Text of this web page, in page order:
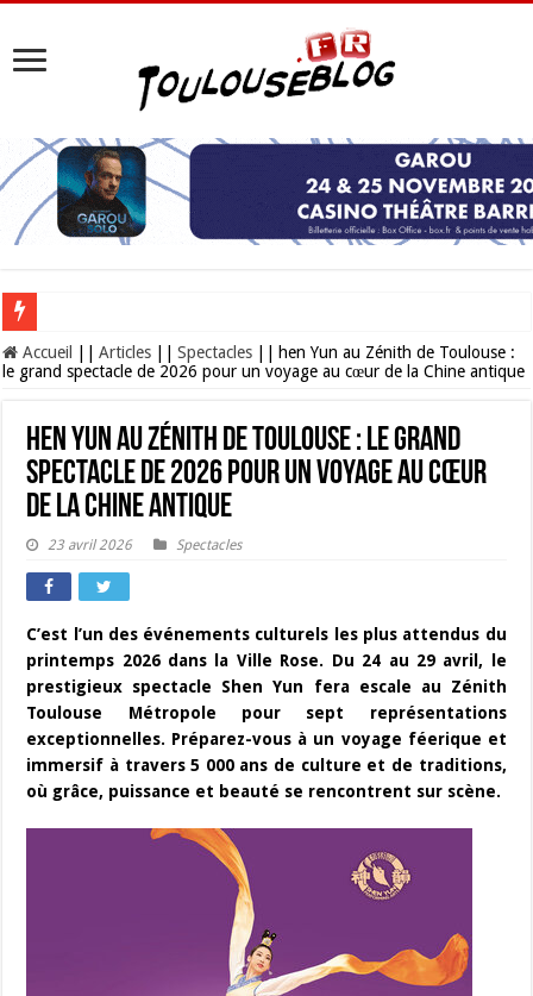
Les Nocturnes de la Cité de l’espace 2026 : l’événement incontournable de
Accueil Articles Spectacles
hen Yun au Zénith de Toulouse :
le grand spectacle de 2026 pour un voyage au cœur de la Chine antique
hen Yun au Zénith de Toulouse : le grand
spectacle de 2026 pour un voyage au cœur
de la Chine antique
23 avril 2026 Spectacles
C’est l’un des événements culturels les plus attendus du
printemps 2026 dans la Ville Rose. Du 24 au 29 avril, le
prestigieux spectacle Shen Yun fera escale au Zénith
Toulouse Métropole pour sept représentations
exceptionnelles. Préparez-vous à un voyage féerique et
immersif à travers 5 000 ans de culture et de traditions,
où grâce, puissance et beauté se rencontrent sur scène.